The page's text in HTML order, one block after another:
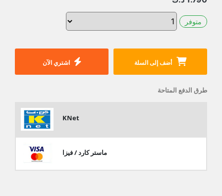
متوفر
أضف إلى السلة اشتري الآن
طرق الدفع المتاحة
KNet
ماستر كارد / فيزا